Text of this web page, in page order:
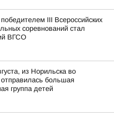
III Всероссийских
соревнований стал
ВГСО
из Норильска во
большая
группа детей